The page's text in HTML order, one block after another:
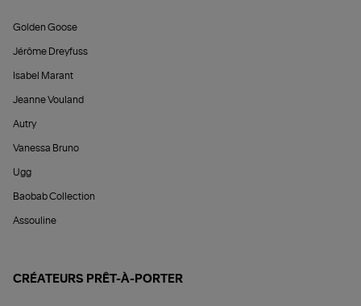
Golden Goose
Jérôme Dreyfuss
Isabel Marant
Jeanne Vouland
Autry
Vanessa Bruno
Ugg
Baobab Collection
Assouline
CRÉATEURS PRÊT-À-PORTER